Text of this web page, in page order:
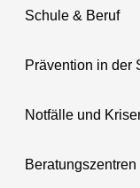
Schule & Beruf
Prävention in der
Notfälle und
Beratungszentren